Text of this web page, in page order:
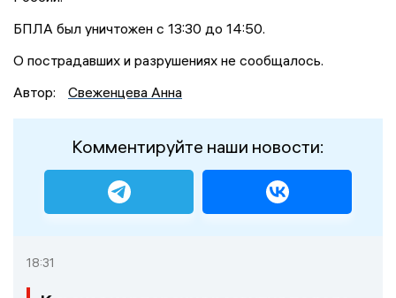
БПЛА был уничтожен с 13:30 до 14:50.
О пострадавших и разрушениях не сообщалось.
Автор:
Свеженцева Анна
Комментируйте наши новости:
18:31